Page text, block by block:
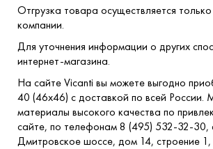
Отгрузка товара осуществляется
компании.
Для уточнения информации о других
интернет-магазина.
На сайте Vicanti вы можете выгодно
40 (46x46) с доставкой по всей
материалы высокого качества по
сайте, по телефонам 8 (495) 532-32-30,
Дмитровское шоссе, дом 14, строение 1,